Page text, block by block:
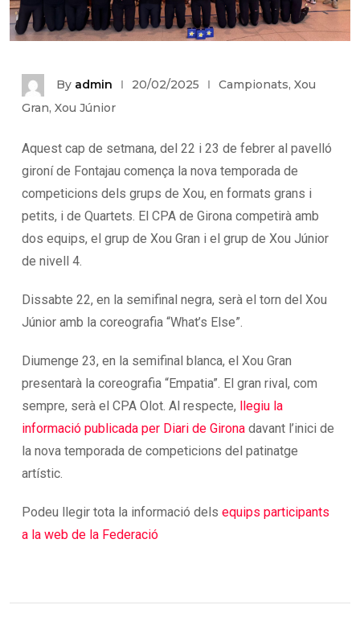
By admin 20/02/2025 Campionats, Xou
Gran, Xou Júnior
Aquest cap de setmana, del 22 i 23 de febrer al pavelló
gironí de Fontajau comença la nova temporada de
competicions dels grups de Xou, en formats grans i
petits, i de Quartets. El CPA de Girona competirà amb
dos equips, el grup de Xou Gran i el grup de Xou Júnior
de nivell 4.
Dissabte 22, en la semifinal negra, serà el torn del Xou
Júnior amb la coreografia “What’s Else”.
Diumenge 23, en la semifinal blanca, el Xou Gran
presentarà la coreografia “Empatia”. El gran rival, com
sempre, serà el CPA Olot. Al respecte,
llegiu la
informació publicada per Diari de Girona davant l’inici de
la nova temporada de competicions del patinatge
artístic.
Podeu llegir tota la informació dels equips participants
a la web de la Federació